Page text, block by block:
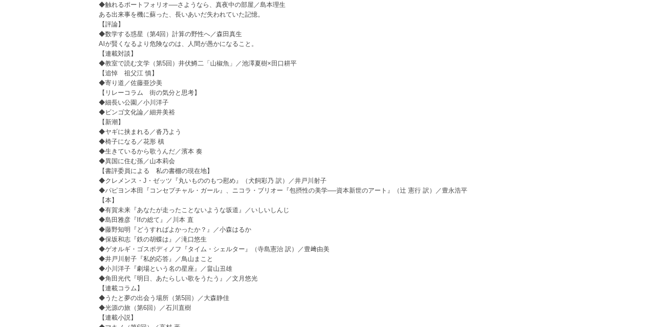
◆触れるポートフォリオ──さようなら、真夜中の部屋／島本理生
ある出来事を機に蘇った、長いあいだ失われていた記憶。
【評論】
◆数学する惑星（第4回）計算の野性へ／森田真生
AIが賢くなるより危険なのは、人間が愚かになること。
【連載対談】
◆教室で読む文学（第5回）井伏鱒二「山椒魚」／池澤夏樹×田口耕平
【追悼 祖父江 慎】
◆寄り道／佐藤亜沙美
【リレーコラム 街の気分と思考】
◆細長い公園／小川洋子
◆ビンゴ文化論／細井美裕
【新潮】
◆ヤギに挟まれる／沓乃よう
◆椅子になる／花形 槙
◆生きているから歌うんだ／濱本 奏
◆異国に住む孫／山本莉会
【書評委員による 私の書棚の現在地】
◆クレメンス・J・ゼッツ『丸いもののもつ慰め』（犬飼彩乃 訳）／井戸川射子
◆パピヨン本田『コンセプチャル・ガール』、ニコラ・ブリオー『包摂性の美学──資本新世のアート』（辻 憲行 訳）／豊永浩平
【本】
◆有賀未来『あなたが走ったことないような坂道』／いしいしんじ
◆島田雅彦『Ifの総て』／川本 直
◆藤野知明『どうすればよかったか？』／小森はるか
◆保坂和志『鉄の胡蝶は』／滝口悠生
◆ゲオルギ・ゴスポディノフ『タイム・シェルター』（寺島憲治 訳）／豊﨑由美
◆井戸川射子『私的応答』／鳥山まこと
◆小川洋子『劇場という名の星座』／畠山丑雄
◆角田光代『明日、あたらしい歌をうたう』／文月悠光
【連載コラム】
◆うたと夢の出会う場所（第5回）／大森静佳
◆光源の旅（第6回）／石川直樹
【連載小説】